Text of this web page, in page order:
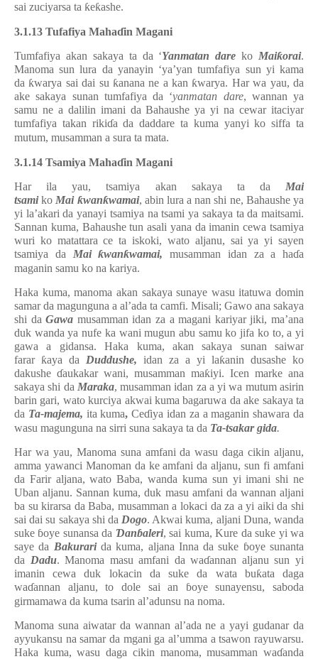
sai zuciyarsa ta ƙeƙashe.
3.1.13 Tufafiya Mahaɗin Magani
Tumfafiya akan sakaya ta da ‘Yanmatan dare ko Maiƙorai.
Manoma sun lura da yanayin ‘ya’yan tumfafiya sun yi kama
da ƙwarya sai dai su ƙanana ne a kan ƙwarya. Har wa yau, da
ake sakaya sunan tumfafiya da ‘yanmatan dare, wannan ya
samu ne a dalilin imani da Bahaushe ya yi na cewar itaciyar
tumfafiya takan rikiɗa da daddare ta kuma yanyi ko siffa ta
mutum, musamman a sura ta mata.
3.1.14 Tsamiya Mahaɗin Magani
Har ila yau, tsamiya akan sakaya ta da Mai
tsamiko Mai ƙwanƙwamai, abin lura a nan shi ne, Bahaushe ya
yi la’akari da yanayi tsamiya na tsami ya sakaya ta da maitsami.
Sannan kuma, Bahaushe tun asali yana da imanin cewa tsamiya
wuri ko matattara ce ta iskoki, wato aljanu, sai ya yi sayen
tsamiya da Maiƙwanƙwamai, musamman idan za a haɗa
maganin samu ko na kariya.
Haka kuma, manoma akan sakaya sunaye wasu itatuwa domin
samar da magunguna a al’ada ta camfi. Misali; Gawo ana sakaya
shi daGawa musamman idan za a magani kariyar jiki, ma’ana
duk wanda ya nufe ka wani mugun abu samu ko jifa ko to, a yi
gawa a gidansa. Haka kuma, akan sakaya sunan saiwar
farar ƙaya da Duddushe, idan za a yi laƙanin dusashe ko
dakushe ɗaukakar wani, musamman maƙiyi. Icen marke ana
sakaya shi da Maraka, musamman idan za a yi wa mutum asirin
barin gari, wato kurciya akwai kuma bagaruwa da ake sakaya ta
da Ta-majema, ita kuma,Ceɗiya idan za a maganin shawara da
wasu magunguna na sirri suna sakaya ta da Ta-tsakar gida.
Har wa yau, Manoma suna amfani da wasu daga cikin aljanu,
amma yawanci Manoman da ke amfani da aljanu, sun fi amfani
da Farir aljana, wato Baba, wanda kuma sun yi imani shi ne
Uban aljanu. Sannan kuma, duk masu amfani da wannan aljani
ba su kirarsa da Baba, musamman a lokaci da za a yi aiki da shi
sai dai su sakaya shi da Dogo. Akwai kuma, aljani Duna, wanda
suke ɓoye sunansa da Ɗanɓaleri, sai kuma, Kure da suke yi wa
saye da Bakurarida kuma, aljana Inna da suke ɓoye sunanta
da Dadu. Manoma masu amfani da waɗannan aljanu sun yi
imanin cewa duk lokacin da suke da wata buƙata daga
waɗannan aljanu, to dole sai an ɓoye sunayensu, saboda
girmamawa da kuma tsarin al’adunsu na noma.
Manoma suna aiwatar da wannan al’ada ne a yayi gudanar da
ayyukansu na samar da mgani ga al’umma a tsawon rayuwarsu.
Haka kuma, wasu daga cikin manoma, musamman waɗanda